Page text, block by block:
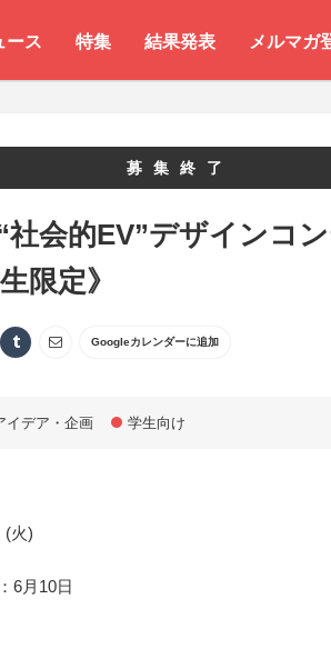
ース 特集 結果発表 メルマガ
募集終了
社会的EV”デザインコ
限定》
Googleカレンダーに追加
イデア・企画 学生向け
(火)
6月10日